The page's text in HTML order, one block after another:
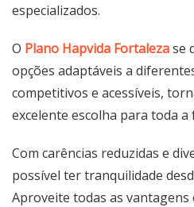
especializados.
O Plano Hapvida Fortalezase
opções adaptáveis a
competitivos e acessíveis,
excelente escolha para toda a
Com carências reduzidas e
possível ter tranquilidade
Aproveite todas as vantagens